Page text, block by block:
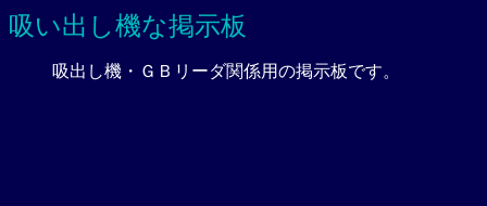
吸い出し機な掲示板
吸出し機・ＧＢリーダ関係用の掲示板です。